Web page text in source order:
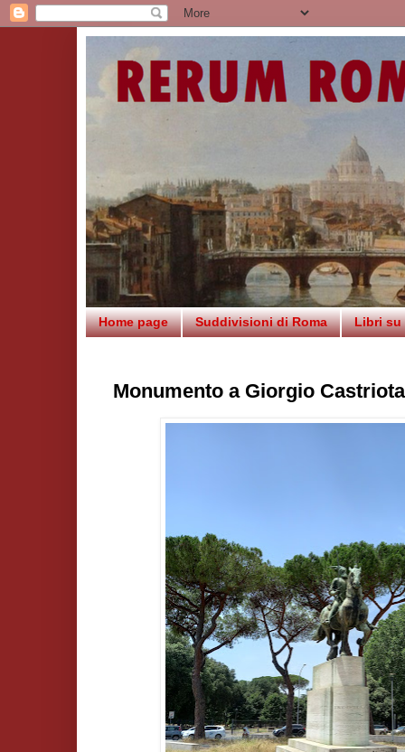
Home page Suddivisioni di Roma Libri su
Monumento a Giorgio